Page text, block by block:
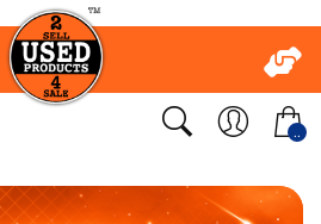
..